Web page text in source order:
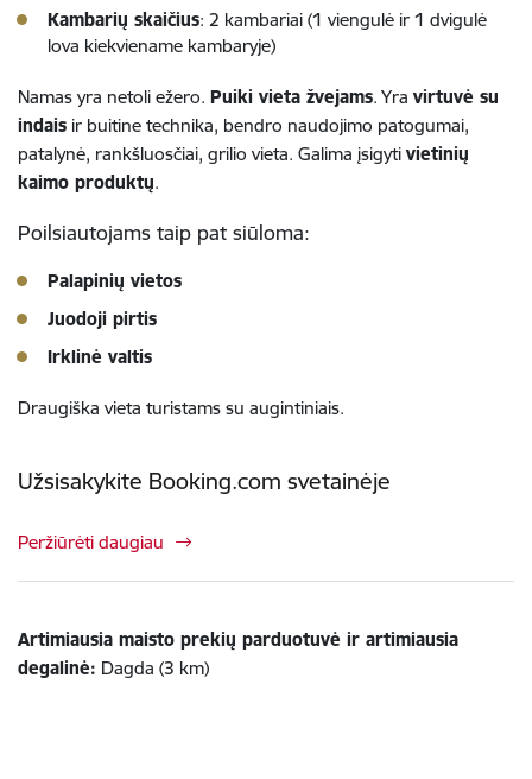
Kambarių skaičius: 2 kambariai (1 viengulė ir 1 dvigulė
lova kiekviename kambaryje)
Namas yra netoli ežero. Puiki vieta žvejams. Yra virtuvė su
indais ir buitine technika, bendro naudojimo patogumai,
patalynė, rankšluosčiai, grilio vieta. Galima įsigyti vietinių
kaimo produktų.
Poilsiautojams taip pat siūloma:
Palapinių vietos
Juodoji pirtis
Irklinė valtis
Draugiška vieta turistams su augintiniais.
Užsisakykite Booking.com svetainėje
Peržiūrėti daugiau
Artimiausia maisto prekių parduotuvė ir artimiausia
degalinė: Dagda (3 km)